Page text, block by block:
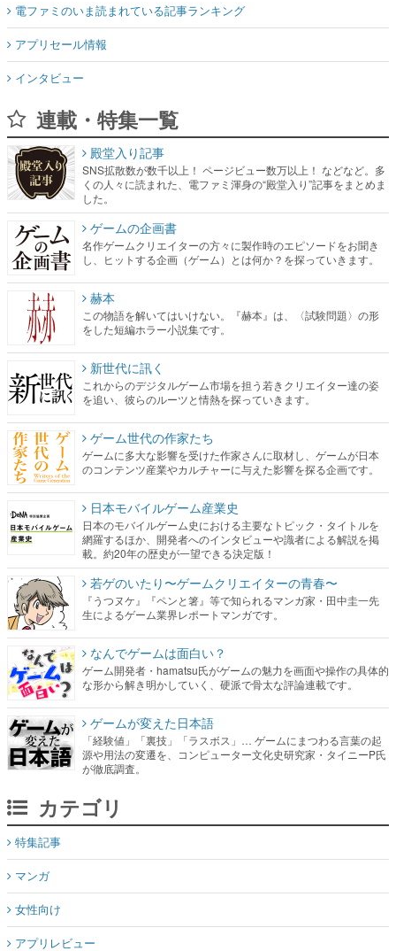
電ファミのいま読まれている記事ランキング
アプリセール情報
インタビュー
連載・特集一覧
殿堂入り記事
SNS拡散数が数千以上！ ページビュー数万以上！ などなど。多
くの人々に読まれた、電ファミ渾身の“殿堂入り”記事をまとめま
した。
ゲームの企画書
名作ゲームクリエイターの方々に製作時のエピソードをお聞き
し、ヒットする企画（ゲーム）とは何か？を探っていきます。
赫本
この物語を解いてはいけない。『赫本』は、〈試験問題〉の形
をした短編ホラー小説集です。
新世代に訊く
これからのデジタルゲーム市場を担う若きクリエイター達の姿
を追い、彼らのルーツと情熱を探っていきます。
ゲーム世代の作家たち
ゲームに多大な影響を受けた作家さんに取材し、ゲームが日本
のコンテンツ産業やカルチャーに与えた影響を探る企画です。
日本モバイルゲーム産業史
日本のモバイルゲーム史における主要なトピック・タイトルを
網羅するほか、開発者へのインタビューや識者による解説を掲
載。約20年の歴史が一望できる決定版！
若ゲのいたり〜ゲームクリエイターの青春〜
『うつヌケ』『ペンと箸』等で知られるマンガ家・田中圭一先
生によるゲーム業界レポートマンガです。
なんでゲームは面白い？
ゲーム開発者・hamatsu氏がゲームの魅力を画面や操作の具体的
な形から解き明かしていく、硬派で骨太な評論連載です。
ゲームが変えた日本語
「経験値」「裏技」「ラスボス」… ゲームにまつわる言葉の起
源や用法の変遷を、コンピューター文化史研究家・タイニーP氏
が徹底調査。
カテゴリ
特集記事
マンガ
女性向け
アプリレビュー